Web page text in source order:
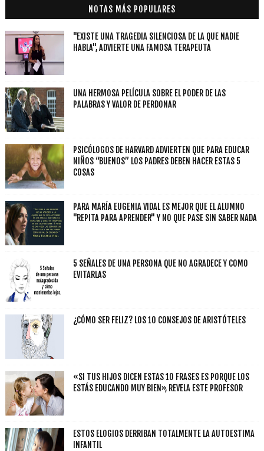
NOTAS MÁS POPULARES
"EXISTE UNA TRAGEDIA SILENCIOSA DE LA QUE NADIE
HABLA", ADVIERTE UNA FAMOSA TERAPEUTA
UNA HERMOSA PELÍCULA SOBRE EL PODER DE LAS
PALABRAS Y VALOR DE PERDONAR
PSICÓLOGOS DE HARVARD ADVIERTEN QUE PARA EDUCAR
NIÑOS “BUENOS” LOS PADRES DEBEN HACER ESTAS 5
COSAS
PARA MARÍA EUGENIA VIDAL ES MEJOR QUE EL ALUMNO
"REPITA PARA APRENDER" Y NO QUE PASE SIN SABER NADA
5 SEÑALES DE UNA PERSONA QUE NO AGRADECE Y COMO
EVITARLAS
¿CÓMO SER FELIZ? LOS 10 CONSEJOS DE ARISTÓTELES
«SI TUS HIJOS DICEN ESTAS 10 FRASES ES PORQUE LOS
ESTÁS EDUCANDO MUY BIEN», REVELA ESTE PROFESOR
ESTOS ELOGIOS DERRIBAN TOTALMENTE LA AUTOESTIMA
INFANTIL